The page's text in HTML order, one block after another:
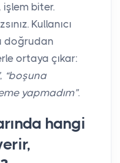
işlem biter.
Kullanıcı
doğrudan
ortaya çıkar:
, “boşuna
yapmadım”.
hangi